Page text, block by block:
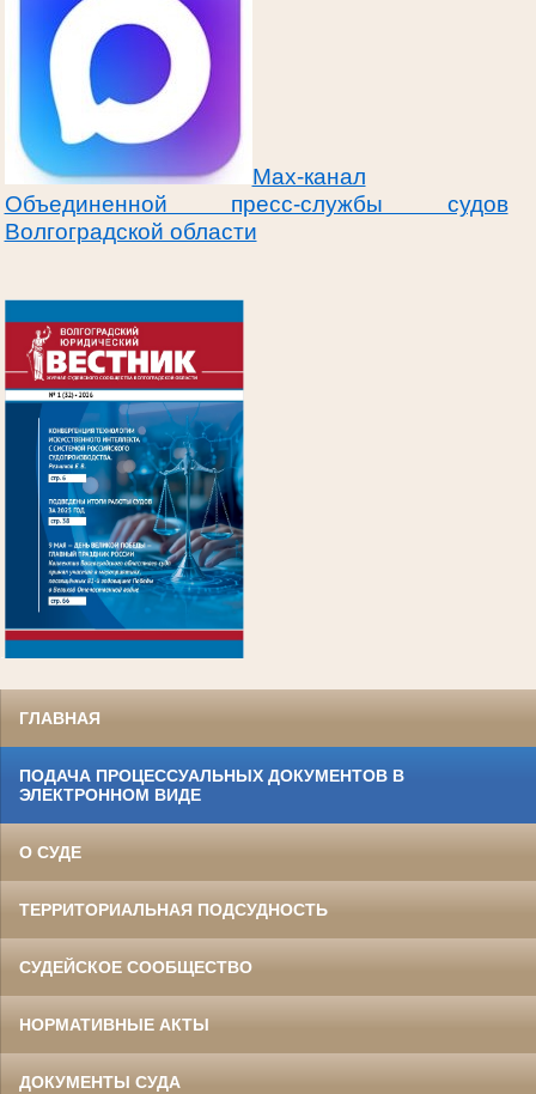
Max-канал
Объединенной пресс-службы судов
Волгоградской области
ГЛАВНАЯ
ПОДАЧА ПРОЦЕССУАЛЬНЫХ ДОКУМЕНТОВ В
ЭЛЕКТРОННОМ ВИДЕ
О СУДЕ
ТЕРРИТОРИАЛЬНАЯ ПОДСУДНОСТЬ
СУДЕЙСКОЕ СООБЩЕСТВО
НОРМАТИВНЫЕ АКТЫ
ДОКУМЕНТЫ СУДА